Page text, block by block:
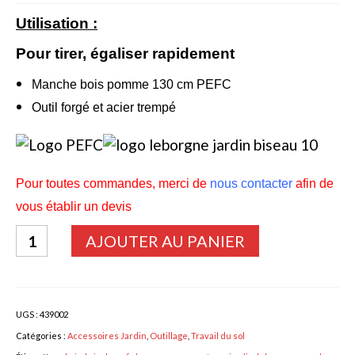
Bulbes Automne
Narcisses
Tulipes
Divers bulbes
Bulbes Printemps
Callas – arum
Glaïeuls
Utilisation :
Pour tirer, égaliser rapidement
Manche bois pomme 130 cm PEFC
Outil forgé et acier trempé
Pour toutes commandes, merci de nous contacter afin de
vous établir un devis
quantité
de
bois
AJOUTER AU PANIER
UGS : 439002
Catégories : Accessoires Jardin Outillage Travail du sol